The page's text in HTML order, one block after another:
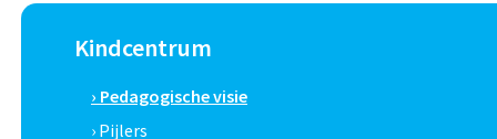
Kindcentrum
› Pedagogische visie
› Pijlers